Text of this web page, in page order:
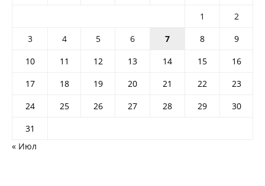
1
2
3
4 5 6 7 8
9
10
11 12 13 14 15
16
17
18 19 20 21 22
23
24
25 26 27 28 29
30
31
« Июл